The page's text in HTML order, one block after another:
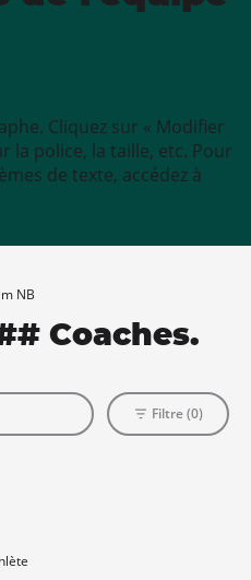
Cliquez sur « Modifier
la police, la taille, etc. Pour
de texte, accédez à
NB
Coaches.
Filtre (0)